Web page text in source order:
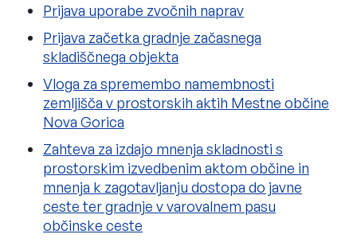
Prijava uporabe zvočnih naprav
Prijava začetka gradnje začasnega
skladiščnega objekta
Vloga za spremembo namembnosti
zemljišča v prostorskih aktih Mestne občine
Nova Gorica
Zahteva za izdajo mnenja skladnosti s
prostorskim izvedbenim aktom občine in
mnenja k zagotavljanju dostopa do javne
ceste ter gradnje v varovalnem pasu
občinske ceste